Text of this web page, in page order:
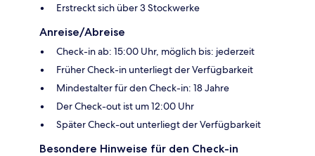
Erstreckt sich über 3 Stockwerke
Anreise/Abreise
Check-in ab: 15:00 Uhr, möglich bis: jederzeit
Früher Check-in unterliegt der Verfügbarkeit
Mindestalter für den Check-in: 18 Jahre
Der Check-out ist um 12:00 Uhr
Später Check-out unterliegt der Verfügbarkeit
Besondere Hinweise für den Check-in